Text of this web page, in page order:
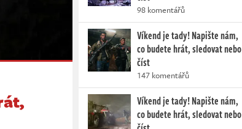
98 komentářů
Víkend je tady! Napište nám,
co budete hrát, sledovat nebo
číst
147 komentářů
Víkend je tady! Napište nám,
co budete hrát, sledovat nebo